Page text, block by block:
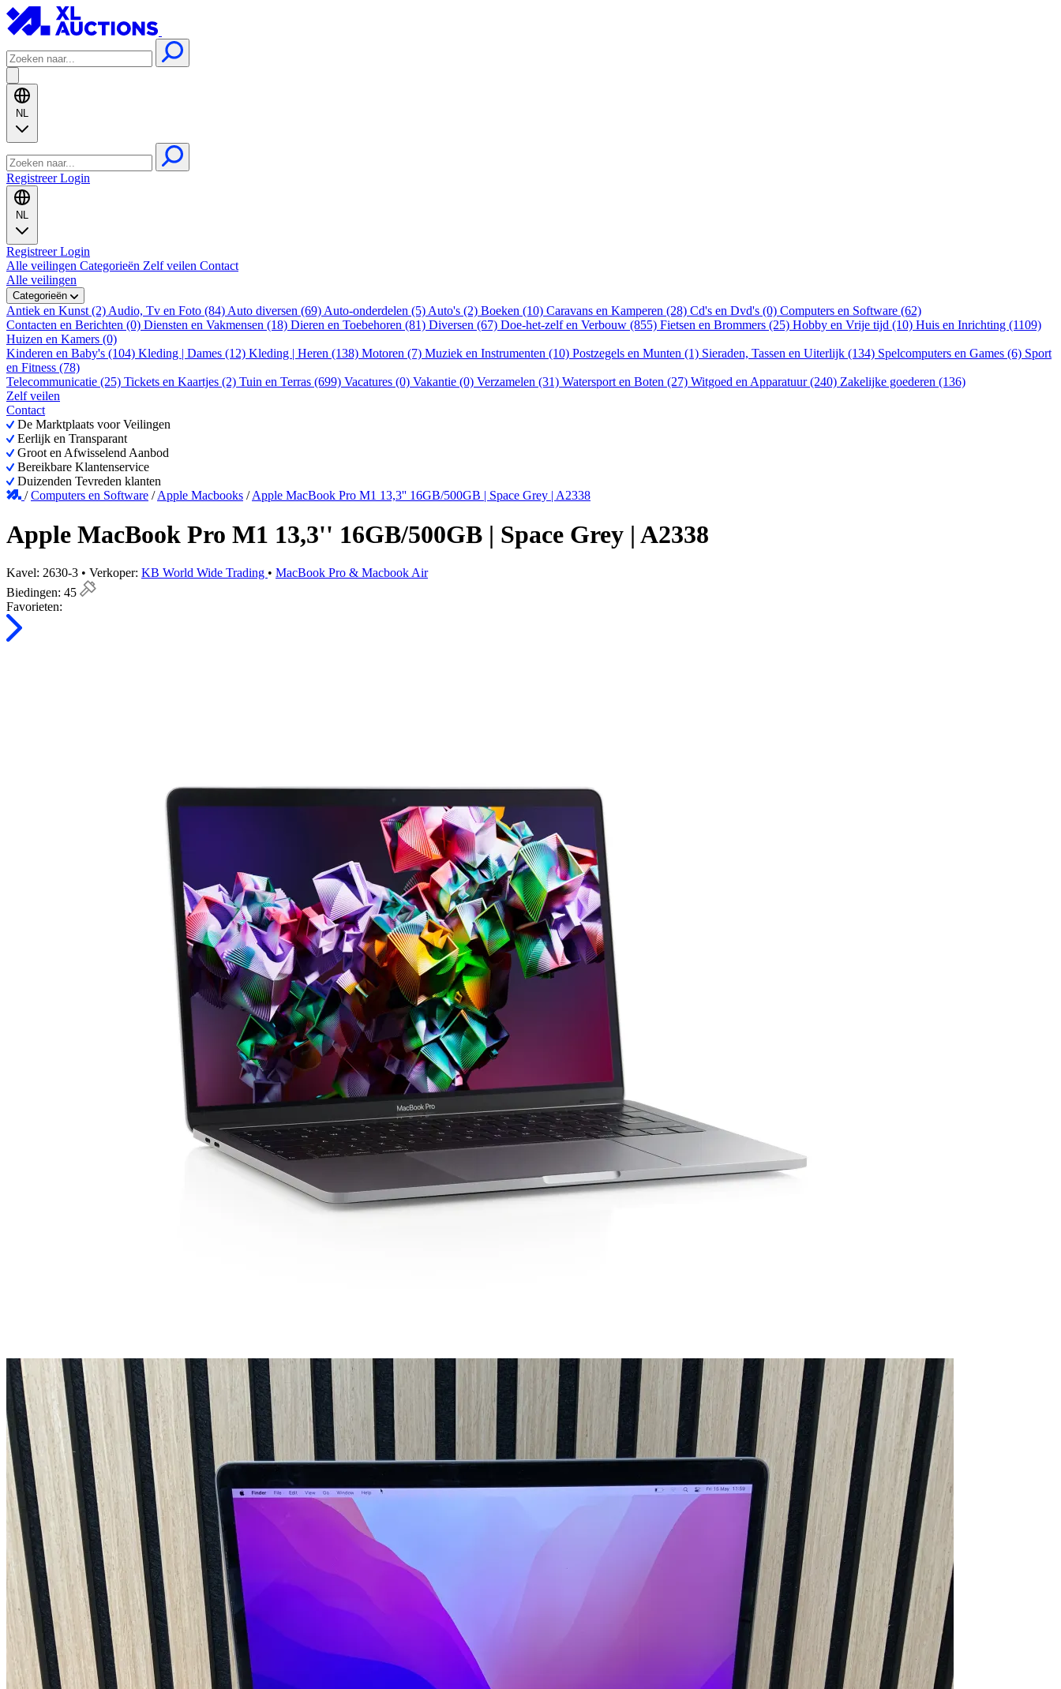
NL
RegistreerLogin
NL
RegistreerLogin
Alle veilingen Categorieën Zelf veilen Contact
Alle veilingen
Categorieën
Antiek en Kunst (2) Audio, Tv en Foto (84) Auto diversen (69) Auto-onderdelen (5) Auto's (2) Boeken (10) Caravans en Kamperen (28) Cd's en Dvd's (0) Computers en Software (62)
Contacten en Berichten (0) Diensten en Vakmensen (18) Dieren en Toebehoren (81) Diversen (67) Doe-het-zelf en Verbouw (855) Fietsen en Brommers (25) Hobby en Vrije tijd (10) Huis en Inrichting (1109)
Huizen en Kamers (0)
Kinderen en Baby's (104) Kleding | Dames (12) Kleding | Heren (138) Motoren (7) Muziek en Instrumenten (10) Postzegels en Munten (1) Sieraden, Tassen en Uiterlijk (134) Spelcomputers en Games (6) Sport
en Fitness (78)
Telecommunicatie (25) Tickets en Kaartjes (2) Tuin en Terras (699) Vacatures (0) Vakantie (0) Verzamelen (31) Watersport en Boten (27) Witgoed en Apparatuur (240) Zakelijke goederen (136)
Zelf veilen
Contact
De Marktplaats voor Veilingen
Eerlijk en Transparant
Groot en Afwisselend Aanbod
Bereikbare Klantenservice
Duizenden Tevreden klanten
/Computers en Software /Apple Macbooks /Apple MacBook Pro M1 13,3'' 16GB/500GB | Space Grey | A2338
Apple MacBook Pro M1 13,3'' 16GB/500GB | Space Grey | A2338
Kavel: 2630-3 • Verkoper: KB World Wide Trading • MacBook Pro & Macbook Air
Biedingen: 45
Favorieten: